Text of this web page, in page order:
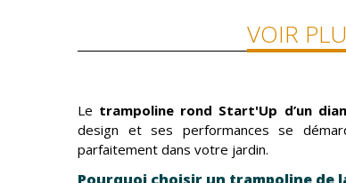
VOIR
Le trampoline rond Start'Up d’un
design et ses performances se
parfaitement dans votre jardin.